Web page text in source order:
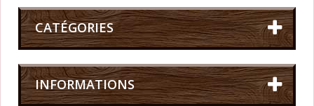
CATÉGORIES
INFORMATIONS